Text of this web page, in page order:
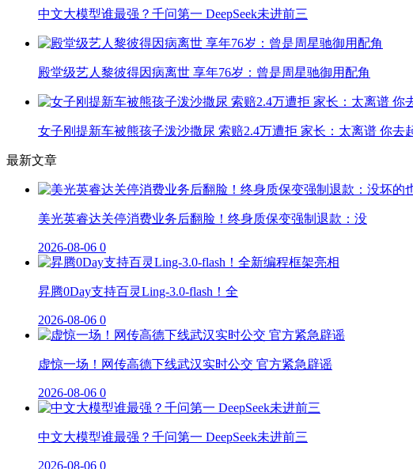
中文大模型谁最强？千问第一 DeepSeek未进前三
殿堂级艺人黎彼得因病离世 享年76岁：曾是周星驰御用配角
女子刚提新车被熊孩子泼沙撒尿 索赔2.4万遭拒 家长：太离谱 你去
最新文章
美光英睿达关停消费业务后翻脸！终身质保变强制退款：没
2026-08-06 0
昇腾0Day支持百灵Ling-3.0-flash！全
2026-08-06 0
虚惊一场！网传高德下线武汉实时公交 官方紧急辟谣
2026-08-06 0
中文大模型谁最强？千问第一 DeepSeek未进前三
2026-08-06 0